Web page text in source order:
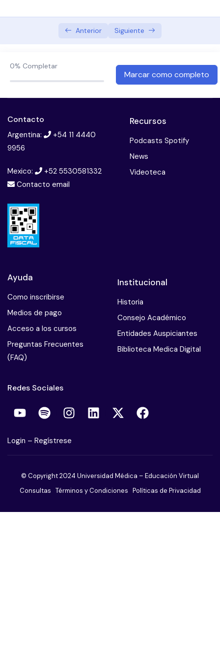
Consumo problematico de sustancias: Adiccion a
la cocaina
Esquizofrenia. diagnostico y tratamiento
Introduccion a la neuropsicologia
Licencias psiquiatricas
Mala praxis en psicoterapia
El paciente suicida
Psiconeuroendocrinologia
Parafilias
Sindrome de Burnout
Sme de estres postraumatico
Trastorno del control de los impulsos
Trastorno adictivo sin sustancias
Anterior Siguiente
0% Completar
Marcar como completo
Contacto
Argentina:
+54 11 4440
9956
Mexico:
+52 5530581332
Contacto email
Recursos
Podcasts Spotify
News
Videoteca
Ayuda
Como inscribirse
Medios de pago
Acceso a los cursos
Preguntas Frecuentes
(FAQ)
Institucional
Historia
Consejo Académico
Entidades Auspiciantes
Biblioteca Medica Digital
Redes Sociales
Login – Regístrese
© Copyright 2024 Universidad Médica – Educación Virtual
Consultas Términos y Condiciones Políticas de Privacidad